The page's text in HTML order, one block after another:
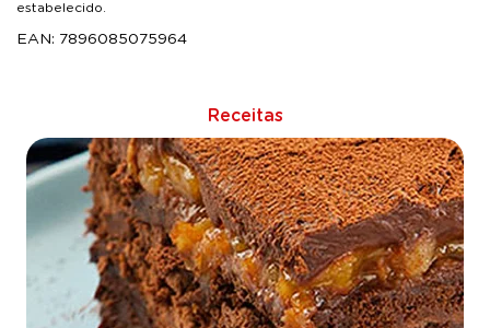
estabelecido.
EAN: 7896085075964
Receitas